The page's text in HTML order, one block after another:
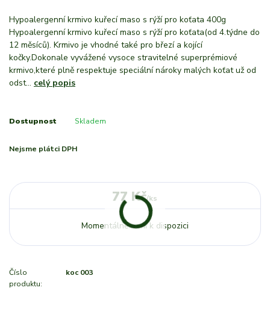
Hypoalergenní krmivo kuřecí maso s rýží pro koťata 400g
Hypoalergenní krmivo kuřecí maso s rýží pro koťata(od 4.týdne do
12 měsíců). Krmivo je vhodné také pro březí a kojící
kočky.Dokonale vyvážené vysoce stravitelné superprémiové
krmivo,které plně respektuje speciální nároky malých koťat už od
odst... celý popis
Dostupnost Skladem
Nejsme plátci DPH
77 Kč/ks
Momentálně není k dispozici
Číslo
produktu:
koc 003